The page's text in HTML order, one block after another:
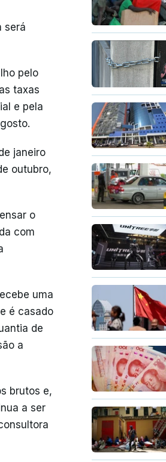
será
pelo
taxas
e pela
janeiro
outubro,
o
com
uma
é casado
de
a
brutos e,
a ser